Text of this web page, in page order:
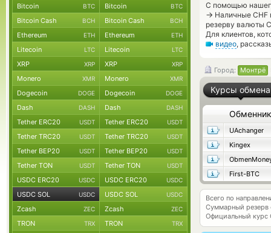
С помощью
→ Наличные CHF
резерву валюты
Для клиентов,
видео,
Город: Монтрё
Курсы обмена
Обменник
UAchanger
Kingex
First-BTC
Всего по
Суммарный резерв
Официальный курс
Bitcoin BTC Bitcoin BTC
Bitcoin Cash BCH Bitcoin Cash BCH
Ethereum ETH Ethereum ETH
Litecoin LTC Litecoin LTC
XRP XRP XRP XRP
Monero XMR Monero XMR
Dogecoin DOGE Dogecoin DOGE
Dash DASH Dash DASH
Tether ERC20 USDT Tether ERC20 USDT
Tether TRC20 USDT Tether TRC20 USDT
Tether BEP20 USDT Tether BEP20 USDT
Tether TON USDT Tether TON USDT
USDC ERC20 USDC USDC ERC20 USDC
USDC SOL USDC USDC SOL USDC
Zcash ZEC Zcash ZEC
TRON TRX TRON TRX